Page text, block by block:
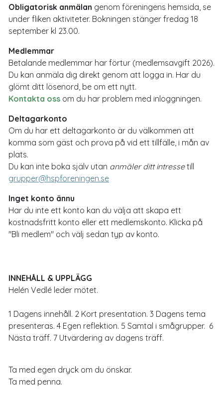
Obligatorisk anmälan genom föreningens hemsida, se
under fliken aktiviteter. Bokningen stänger fredag 18
september kl 23.00.
Medlemmar
Betalande medlemmar har förtur (medlemsavgift 2026).
Du kan anmäla dig direkt genom att logga in. Har du
glömt ditt lösenord, be om ett nytt.
Kontakta oss om du har problem med inloggningen.
Deltagarkonto
Om du har ett deltagarkonto är du välkommen att
komma som gäst och prova på vid ett tillfälle, i mån av
plats.
Du kan inte boka själv utan anmäler ditt intressetill
grupper@hspforeningen.se
Inget konto ännu
Har du inte ett konto kan du välja att skapa ett
kostnadsfritt konto eller ett medlemskonto. Klicka på
"Bli medlem" och välj sedan typ av konto.
INNEHÅLL & UPPLÄGG
Helén Vedlé leder mötet.
1 Dagens innehåll. 2 Kort presentation. 3 Dagens tema
presenteras. 4 Egen reflektion. 5 Samtal i smågrupper. 6
Nästa träff. 7 Utvärdering av dagens träff.
Ta med egen dryck om du önskar.
Ta med penna.